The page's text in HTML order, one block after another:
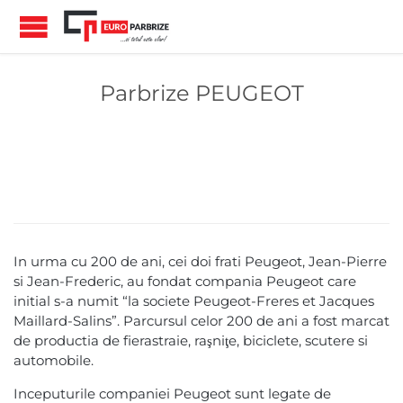
Parbrize PEUGEOT
In urma cu 200 de ani, cei doi frati Peugeot, Jean-Pierre
si Jean-Frederic, au fondat compania Peugeot care
initial s-a numit “la societe Peugeot-Freres et Jacques
Maillard-Salins”. Parcursul celor 200 de ani a fost marcat
de productia de fierastraie, raşniţe, biciclete, scutere si
automobile.
Inceputurile companiei Peugeot sunt legate de